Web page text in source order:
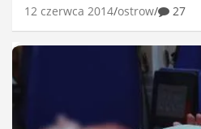
12 czerwca 2014 ostrow 27